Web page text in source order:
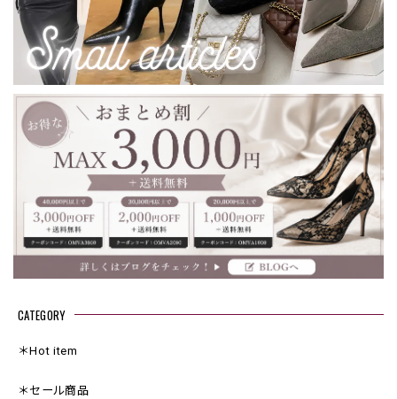
CATEGORY
＊Hot item
＊セール商品